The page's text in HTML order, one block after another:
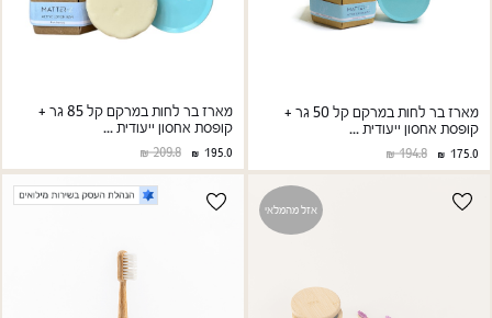
מארז בר לחות במרקם קל 50 גר +
קופסת אחסון ייעודית ...
175.0
194.8
מארז בר לחות במרקם קל 85 גר +
קופסת אחסון ייעודית ...
195.0
209.8
אזל מהמלאי